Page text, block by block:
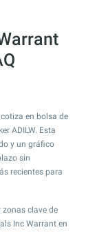
en bolsa de
ADILW. Esta
y un gráfico
sin
recientes para
clave de
Inc Warrant en